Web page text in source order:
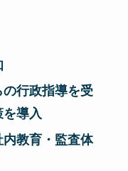
行政指導を受
を導入
教育・監査体